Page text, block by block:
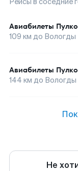
Авиабилеты
109 км до Вологды
Авиабилеты
144 км до Вологды
Не